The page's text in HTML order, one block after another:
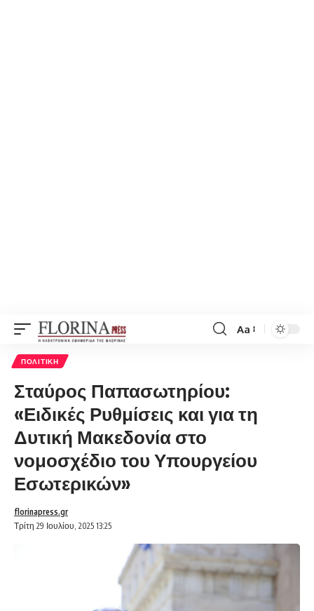
Font
Aa
ΠΟΛΙΤΙΚΉ
Σταύρος Παπασωτηρίου:
«Ειδικές Ρυθμίσεις και για τη
Δυτική Μακεδονία στο
νομοσχέδιο του Υπουργείου
Εσωτερικών»
Τρίτη 29 Ιουλίου, 2025 13:25
florinapress.gr